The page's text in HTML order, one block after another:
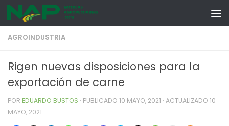
Skip to content
AGROINDUSTRIA
Rigen nuevas disposiciones para la
exportación de carne
POR EDUARDO BUSTOS · PUBLICADO 10 MAYO, 2021 · ACTUALIZADO 10
MAYO, 2021